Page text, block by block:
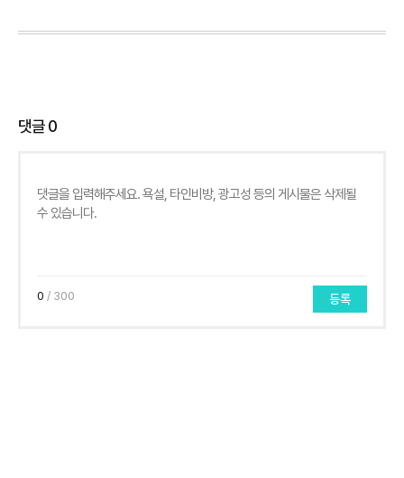
댓글0
0 / 300 등록